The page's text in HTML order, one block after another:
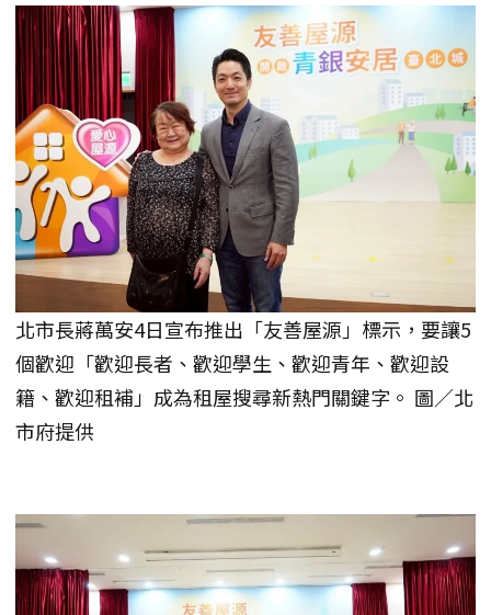
北市長蔣萬安4日宣布推出「友善屋源」標示，要讓5
個歡迎「歡迎長者、歡迎學生、歡迎青年、歡迎設
籍、歡迎租補」成為租屋搜尋新熱門關鍵字。 圖／北
市府提供